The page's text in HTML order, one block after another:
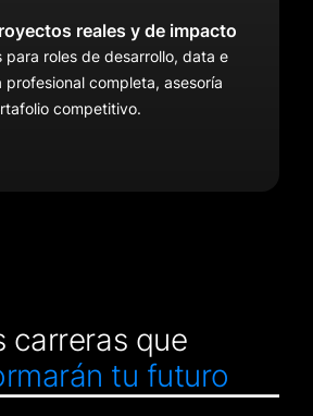
reales y de impacto
para roles de desarrollo, data e
profesional completa, asesoría
competitivo.
carreras que
tu futuro